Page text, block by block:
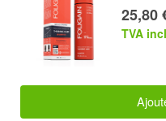
25,80
TVA